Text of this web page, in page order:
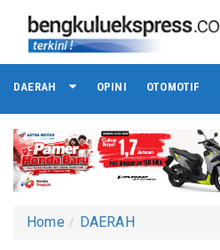
DAERAH OPINI OTOMOTIF
Home DAERAH